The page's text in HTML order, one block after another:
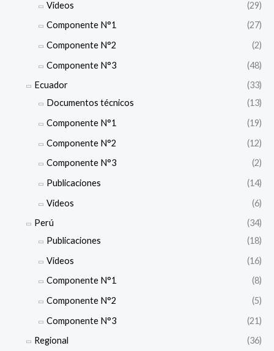
Videos
(29)
Componente N°1
(27)
Componente N°2
(2)
Componente N°3
(48)
Ecuador
(33)
Documentos técnicos
(13)
Componente N°1
(19)
Componente N°2
(12)
Componente N°3
(2)
Publicaciones
(14)
Videos
(6)
Perú
(34)
Publicaciones
(18)
Videos
(16)
Componente N°1
(8)
Componente N°2
(5)
Componente N°3
(21)
Regional
(36)